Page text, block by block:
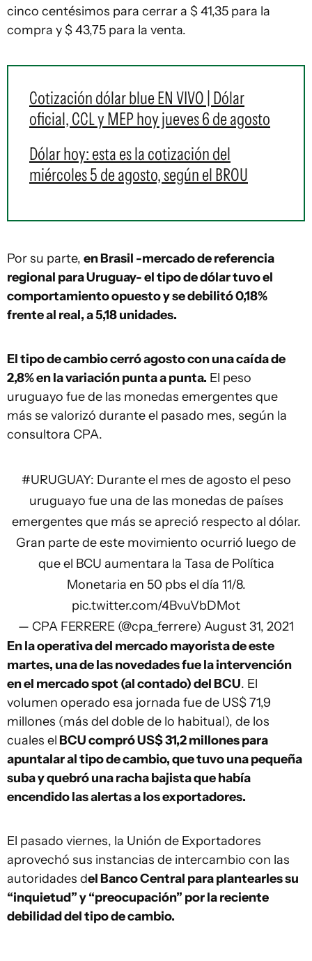
cinco centésimos para cerrar a $ 41,35 para la
compra y $ 43,75 para la venta.
Cotización dólar blue EN VIVO | Dólar
oficial, CCL y MEP hoy jueves 6 de agosto
Dólar hoy: esta es la cotización del
miércoles 5 de agosto, según el BROU
Por su parte, en Brasil -mercado de referencia
regional para Uruguay- el tipo de dólar tuvo el
comportamiento opuesto y se debilitó 0,18%
frente al real, a 5,18 unidades.
El tipo de cambio cerró agosto con una caída de
2,8% en la variación punta a punta. El peso
uruguayo fue de las monedas emergentes que
más se valorizó durante el pasado mes, según la
consultora CPA.
#URUGUAY: Durante el mes de agosto el peso
uruguayo fue una de las monedas de países
emergentes que más se apreció respecto al dólar.
Gran parte de este movimiento ocurrió luego de
que el BCU aumentara la Tasa de Política
Monetaria en 50 pbs el día 11/8.
pic.twitter.com/4BvuVbDMot
— CPA FERRERE (@cpa_ferrere) August 31, 2021
En la operativa del mercado mayorista de este
martes, una de las novedades fue la intervención
en el mercado spot (al contado) del BCU. El
volumen operado esa jornada fue de US$ 71,9
millones (más del doble de lo habitual), de los
cuales el BCU compró US$ 31,2 millones para
apuntalar al tipo de cambio, que tuvo una pequeña
suba y quebró una racha bajista que había
encendido las alertas a los exportadores.
El pasado viernes, la Unión de Exportadores
aprovechó sus instancias de intercambio con las
autoridades del Banco Central para plantearles su
“inquietud” y “preocupación” por la reciente
debilidad del tipo de cambio.